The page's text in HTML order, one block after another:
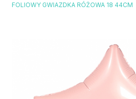
Urodziny / Imprezy
Akcesoria Party
FOLIOWY GWIAZDKA RÓŻOWA 18 44CM